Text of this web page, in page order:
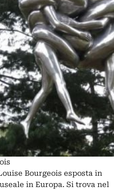
Bourgeois esposta in
in Europa. Si trova nel